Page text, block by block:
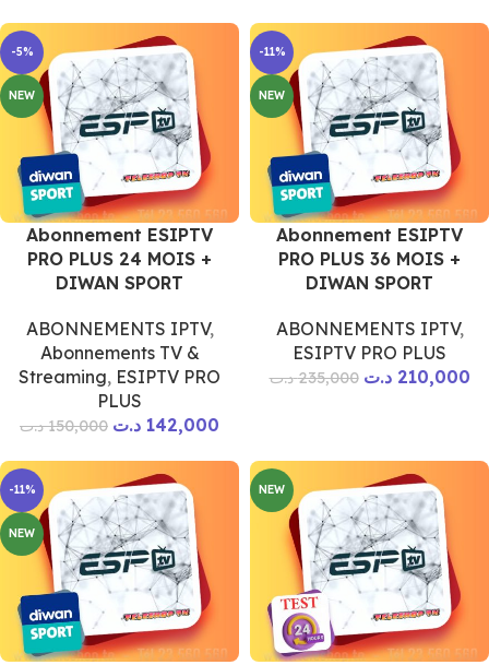
-5%
NEW
Abonnement ESIPTV
PRO PLUS 24 MOIS +
DIWAN SPORT
ABONNEMENTS IPTV,
Abonnements TV &
Streaming, ESIPTV PRO
PLUS
150,000 د.ت 142,000 د.ت
-11%
NEW
Abonnement ESIPTV
PRO PLUS 36 MOIS +
DIWAN SPORT
ABONNEMENTS IPTV,
ESIPTV PRO PLUS
235,000 د.ت 210,000 د.ت
-11%
NEW
NEW